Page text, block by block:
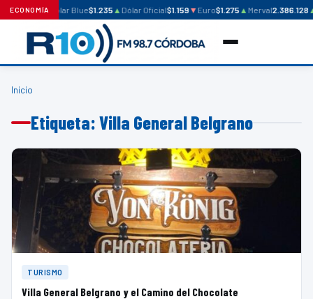
ECONOMÍADólar Blue$1.235▲ Dólar Oficial$1.159▼Euro$1.275▲ Merval2.386.128
Inicio
Etiqueta: Villa General Belgrano
TURISMO
Villa General Belgrano y el Camino del Chocolate